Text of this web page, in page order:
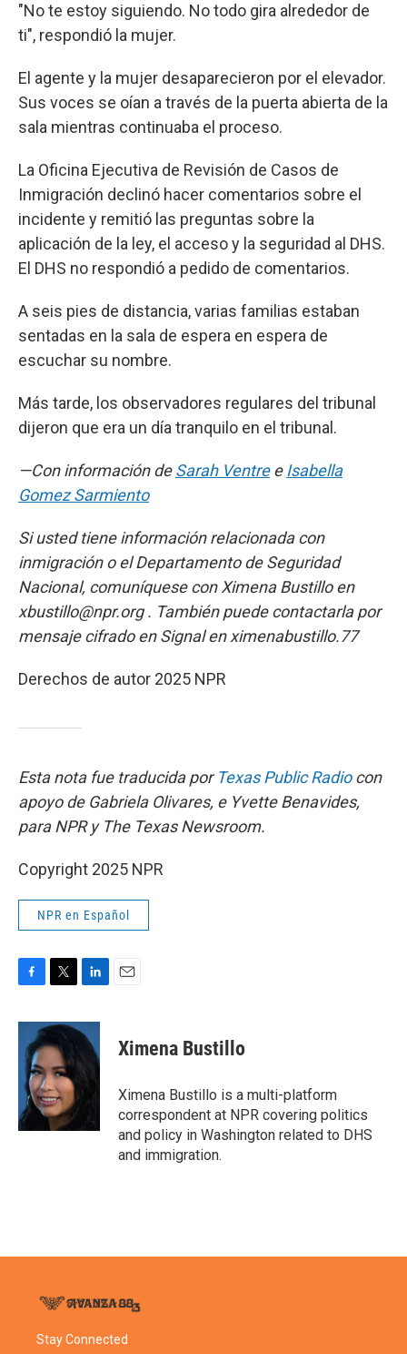
"No te estoy siguiendo. No todo gira alrededor de
ti", respondió la mujer.
El agente y la mujer desaparecieron por el elevador.
Sus voces se oían a través de la puerta abierta de la
sala mientras continuaba el proceso.
La Oficina Ejecutiva de Revisión de Casos de
Inmigración declinó hacer comentarios sobre el
incidente y remitió las preguntas sobre la
aplicación de la ley, el acceso y la seguridad al DHS.
El DHS no respondió a pedido de comentarios.
A seis pies de distancia, varias familias estaban
sentadas en la sala de espera en espera de
escuchar su nombre.
Más tarde, los observadores regulares del tribunal
dijeron que era un día tranquilo en el tribunal.
—Con información deSarah Ventre e Isabella
Gomez Sarmiento
Si usted tiene información relacionada con
inmigración o el Departamento de Seguridad
Nacional, comuníquese con Ximena Bustillo en
xbustillo@npr.org . También puede contactarla por
mensaje cifrado en Signal en ximenabustillo.77
Derechos de autor 2025 NPR
Esta nota fue traducida por Texas Public Radiocon
apoyo de Gabriela Olivares, e Yvette Benavides,
para NPR y The Texas Newsroom.
Copyright 2025 NPR
NPR en Español
c
o
o
k
i
t
e
r
n
k
e
d
I
Ximena Bustillo
Ximena Bustillo is a multi-platform
correspondent at NPR covering politics
and policy in Washington related to DHS
and immigration.
Stay Connected